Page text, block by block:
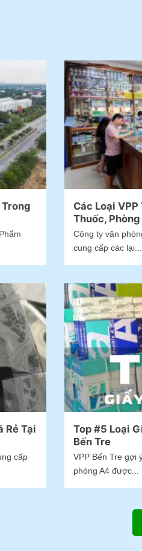
Trong
Các Loại
Thuốc, Phòng
Công ty văn
cung cấp các lại...
Rẻ Tại
cấp
Top #5 Loại
Bến Tre
VPP Bến Tre gợi
phòng A4 được...